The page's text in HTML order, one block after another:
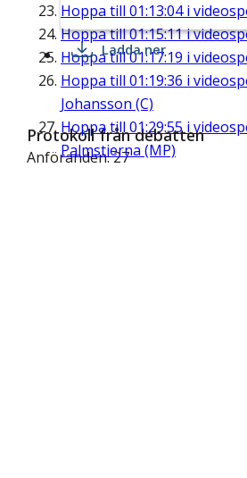
Hoppa till 01:13:04i
Hoppa till01:15:11i
Hoppa till01:17:19 i
Hoppa till 01:19:36 i
Johansson (C)
Hoppa till 01:29:55 i
Palmstierna (MP)
Ladda ner
Protokoll från debatten
Anföranden: 27